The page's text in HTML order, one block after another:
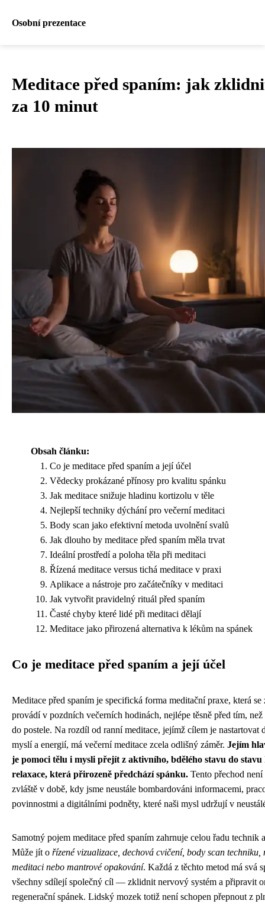
Osobní prezentace
Meditace před spaním: jak
za 10 minut
Obsah článku:
Co je meditace před spaním a její účel
Vědecky prokázané přínosy pro kvalitu spánku
Jak meditace snižuje hladinu kortizolu v těle
Nejlepší techniky dýchání pro večerní meditaci
Body scan jako efektivní metoda uvolnění svalů
Jak dlouho by meditace před spaním měla trvat
Ideální prostředí a poloha těla při meditaci
Řízená meditace versus tichá meditace v praxi
Aplikace a nástroje pro začátečníky v meditaci
Jak vytvořit pravidelný rituál před spaním
Časté chyby které lidé při meditaci dělají
Meditace jako přirozená alternativa k lékům na spánek
Co je meditace před spaním a její účel
Meditace před spaním je specifická forma meditační praxe, která se
provádí v pozdních večerních hodinách, nejlépe těsně před tím,
do postele. Na rozdíl od ranní meditace, jejímž cílem je nastartovat
myslí a energií, má večerní meditace zcela odlišný záměr. Jejím
je pomoci tělu i mysli přejít z aktivního, bdělého stavu do stavu
relaxace, která přirozeně předchází spánku. Tento přechod
zvláště v době, kdy jsme neustále bombardováni informacemi,
povinnostmi a digitálními podněty, které naši mysl udržují v
Samotný pojem meditace před spaním zahrnuje celou řadu technik
Může jít o řízené vizualizace, dechová cvičení, body scan techniku,
meditaci nebo mantrové opakování. Každá z těchto metod má svá
všechny sdílejí společný cíl — zklidnit nervový systém a připravit
regenerační spánek. Lidský mozek totiž není schopen přepnout z